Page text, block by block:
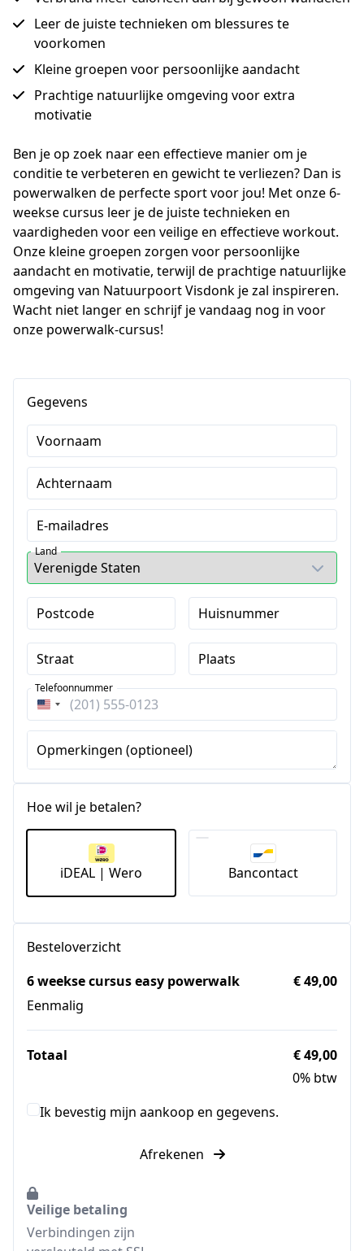
Leer de juiste technieken om blessures te
voorkomen
Kleine groepen voor persoonlijke aandacht
Prachtige natuurlijke omgeving voor extra
motivatie
Ben je op zoek naar een effectieve manier om je
conditie te verbeteren en gewicht te verliezen? Dan is
powerwalken de perfecte sport voor jou! Met onze 6-
weekse cursus leer je de juiste technieken en
vaardigheden voor een veilige en effectieve workout.
Onze kleine groepen zorgen voor persoonlijke
aandacht en motivatie, terwijl de prachtige natuurlijke
omgeving van Natuurpoort Visdonk je zal inspireren.
Wacht niet langer en schrijf je vandaag nog in voor
onze powerwalk-cursus!
Gegevens
Voornaam
Achternaam
E-mailadres
Land
Postcode Huisnummer
Straat Plaats
Verenigde
Staten
+1
Telefoonnummer
Opmerkingen (optioneel)
Hoe wil je betalen?
iDEAL | Wero Bancontact
Besteloverzicht
6 weekse cursus easy powerwalk
Eenmalig
€ 49,00
Totaal
€ 49,00
0% btw
Ik bevestig mijn aankoop en gegevens.
Afrekenen
Veilige betaling
Verbindingen zijn